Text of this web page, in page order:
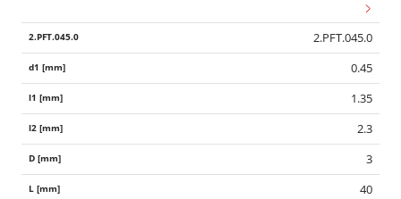
2.PFT.045.0
0.45
1.35
2.3
3
40